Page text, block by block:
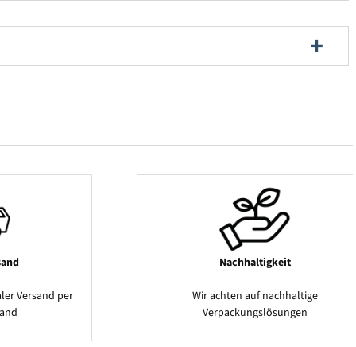
Versand per
Nachhaltigkeit
Wir achten auf nachhaltige
Verpackungslösungen